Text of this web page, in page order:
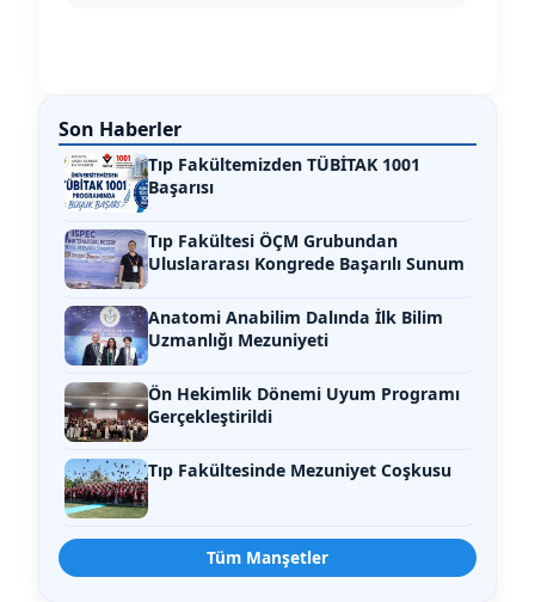
Son Haberler
Tıp Fakültemizden TÜBİTAK 1001
Başarısı
Tıp Fakültesi ÖÇM Grubundan
Uluslararası Kongrede Başarılı Sunum
Anatomi Anabilim Dalında İlk Bilim
Uzmanlığı Mezuniyeti
Ön Hekimlik Dönemi Uyum Programı
Gerçekleştirildi
Tıp Fakültesinde Mezuniyet Coşkusu
Tüm Manşetler